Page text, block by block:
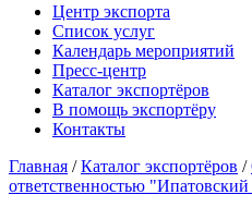
Центр экспорта
Список услуг
Календарь мероприятий
Пресс-центр
Каталог экспортёров
В помощь экспортёру
Контакты
Главная /Каталог экспортёров /
ответственностью